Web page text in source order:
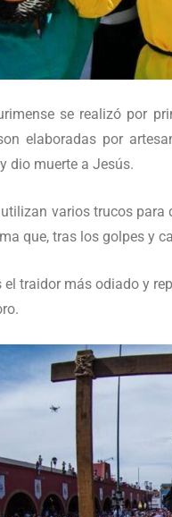
se realizó por
elaboradas por
dio muerte a Jesús.
varios trucos
que, tras los golpes y
traidor más odiado y